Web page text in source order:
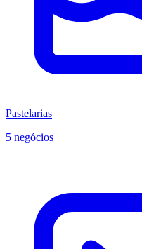
Pastelarias
5 negócios